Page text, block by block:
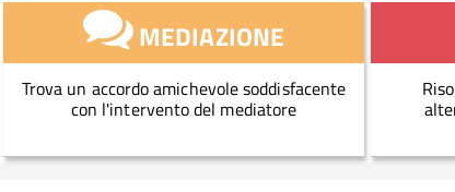
MEDIAZIONE
Trova un accordo amichevole soddisfacente
con l'intervento del mediatore